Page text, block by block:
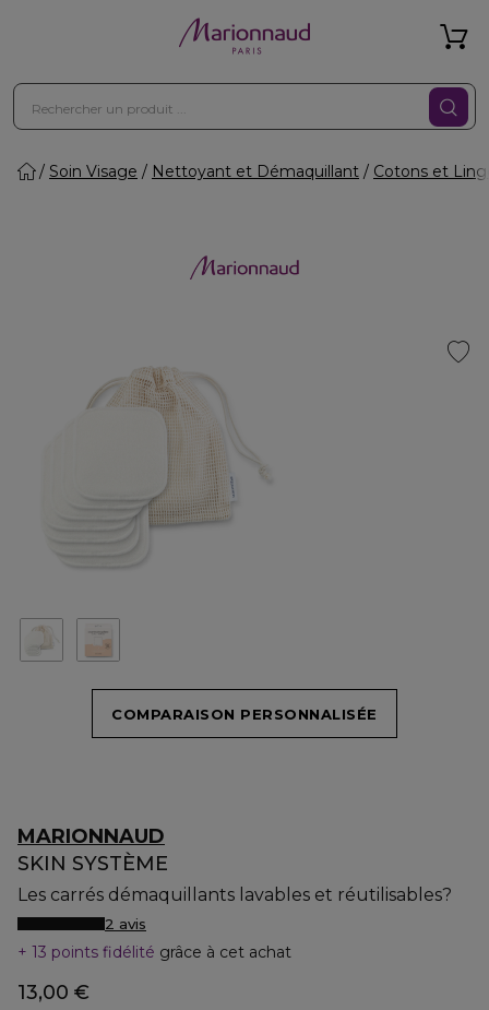
Soin Visage Nettoyant et Démaquillant Cotons et
COMPARAISON PERSONNALISÉE
MARIONNAUD
SKIN SYSTÈME
Les carrés démaquillants lavables et réutilisables?
2 avis
13 points fidélité grâce à cet achat
13,00 €